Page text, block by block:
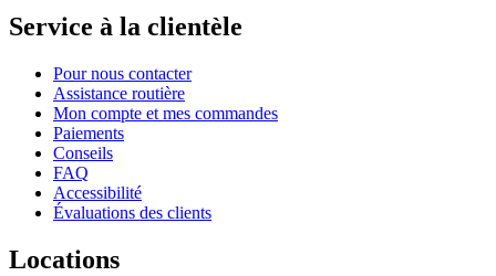
Service à la clientèle
Pour nous contacter
Assistance routière
Mon compte et mes commandes
Paiements
Conseils
FAQ
Accessibilité
Évaluations des clients
Locations